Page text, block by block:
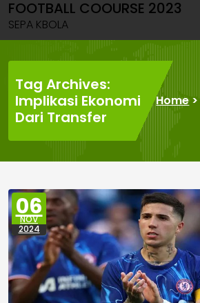
Skip
to
content
FOOTBALL COOURSE 2023
SEPA KBOLA
Tag Archives:
Implikasi Ekonomi
Dari Transfer
Home>
06
NOV
2024